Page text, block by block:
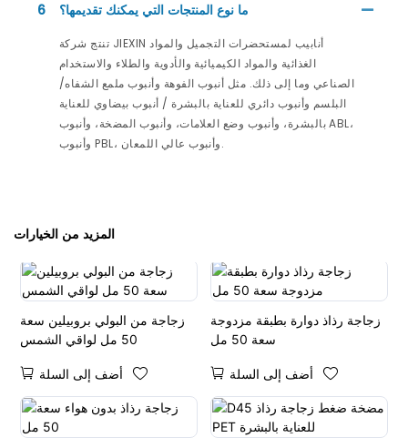
6 ما نوع المنتجات التي يمكنك تقديمها؟
تنتج شركة JIEXIN أنابيب لمستحضرات التجميل والمواد
الغذائية والمواد الكيميائية والأدوية والطلاء والاستخدام
الصناعي وما إلى ذلك. مثل أنبوب الفوهة وأنبوب ملمع الشفاه/
البلسم وأنبوب دائري للعناية بالبشرة / أنبوب بيضاوي للعناية
بالبشرة، وأنبوب وضع العلامات، وأنبوب المضخة، وأنبوب ABL،
وأنبوب PBL، وأنبوب عالي اللمعان.
المزيد من الخيارات
زجاجة من البولي بروبيلين سعة
50 مل لواقي الشمس
أضف إلى السلة
زجاجة رذاذ دوارة بطبقة مزدوجة
سعة 50 مل
أضف إلى السلة